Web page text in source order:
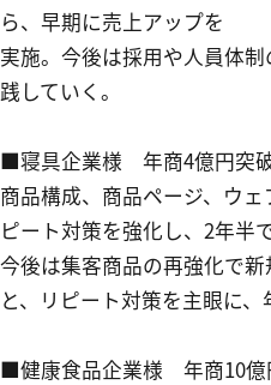
ら、早期に売上アップを
実施。今後は採用や人員体
践していく。
■寝具企業様 年商4億円突
商品構成、商品ページ、ウ
ピート対策を強化し、2年半
今後は集客商品の再強化で
と、リピート対策を主眼に、
■健康食品企業様 年商10億